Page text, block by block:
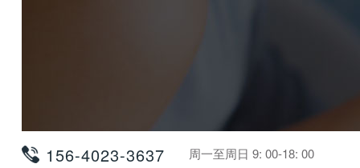
156-4023-3637 周一至周日 9: 00-18: 00